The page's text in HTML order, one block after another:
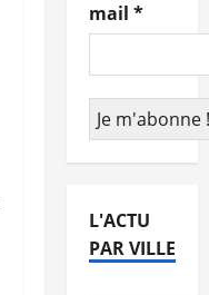
mail *
L'ACTU
PAR VILLE